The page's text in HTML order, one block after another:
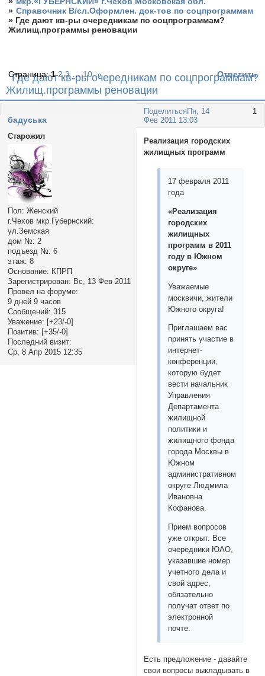
» Справочник В/сл.Оформлен. док-тов по соцпрограммам
» Где дают кв-ры очередникам по соцпрограммам?
Жилищ.программы реновации
Где дают кв-ры очередникам по соцпрограммам?
Жилищ.программы реновации
Страница:1 2 3 … 10 » Ответить
Поделиться 1
Пн, 14
Фев 2011 13:03
бадуська
Старожил
Пол: Женский
г.Чехов мкр.Губернский:
ул.Земская
дом №: 2
подъезд №: 6
этаж: 8
Основание: КПРП
Зарегистрирован: Вс, 13 Фев 2011
Провел на форуме:
9 дней 9 часов
Сообщений: 315
Уважение: [+23/-0]
Позитив: [+35/-0]
Последний визит:
Ср, 8 Апр 2015 12:35
Реализация городских
жилищных программ
17 февраля 2011
года
«Реализация
городских
жилищных
программ в 2011
году в Южном
округе»
Уважаемые
москвичи, жители
Южного округа!
Приглашаем вас
принять участие в
интернет-
конференции,
которую будет
вести начальник
Управления
Департамента
жилищной
политики и
жилищного фонда
города Москвы в
Южном
административном
округе Людмила
Ивановна
Кофанова.
Прием вопросов
уже открыт. Все
очередники ЮАО,
указавшие номер
учетного дела и
свой адрес,
обязательно
получат ответ по
электронной
почте.
Есть предложение - давайте
свои вопросы выкладывать в